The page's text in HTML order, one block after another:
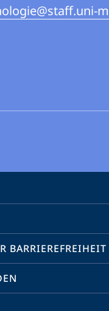
BARRIEREFREIHEIT